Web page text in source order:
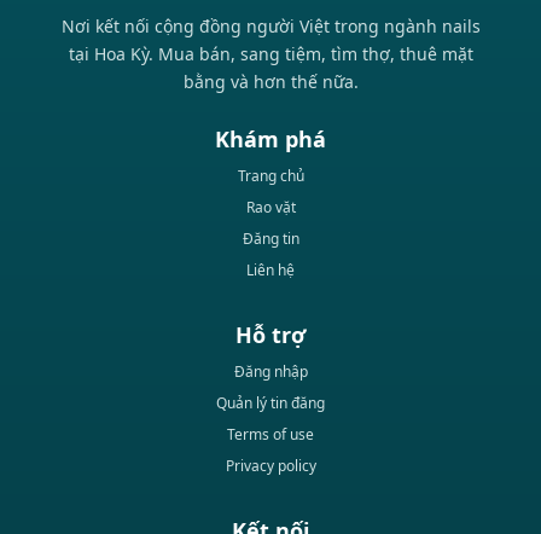
Nơi kết nối cộng đồng người Việt trong ngành nails
tại Hoa Kỳ. Mua bán, sang tiệm, tìm thợ, thuê mặt
bằng và hơn thế nữa.
Khám phá
Trang chủ
Rao vặt
Đăng tin
Liên hệ
Hỗ trợ
Đăng nhập
Quản lý tin đăng
Terms of use
Privacy policy